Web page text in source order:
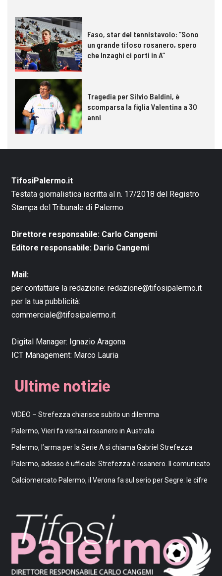
Faso, star del tennistavolo: “Sono
un grande tifoso rosanero, spero
che Inzaghi ci porti in A”
Tragedia per Silvio Baldini, è
scomparsa la figlia Valentina a 30
anni
TifosiPalermo.it
Testata giornalistica iscritta al n. 17/2018 del Registro
Stampa del Tribunale di Palermo
Direttore responsabile: Carlo Cangemi
Editore responsabile: Dario Cangemi
Mail:
per contattare la redazione: redazione@tifosipalermo.it
per la tua pubblicità:
commerciale@tifosipalermo.it
Digital Manager: Ignazio Aragona
ICT Management: Marco Lauria
Ultime notizie
VIDEO – Strefezza chiarisce subito un dilemma
Palermo, Vieri fa visita ai rosanero in Australia
Palermo, l’arma per la Serie A si chiama Gabriel Strefezza
Palermo, adesso è ufficiale: Strefezza è rosanero. Il comunicato
Calciomercato Palermo, il Verona fa sul serio per Segre: le cifre